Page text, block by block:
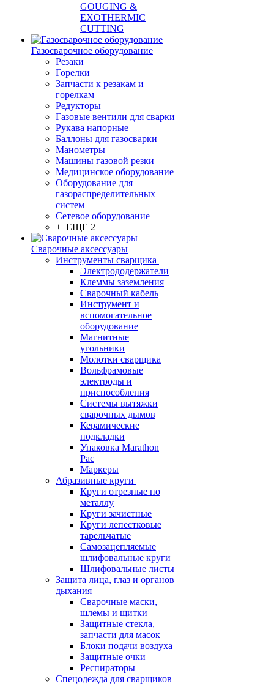
GOUGING &
EXOTHERMIC
CUTTING
Газосварочное оборудование
Резаки
Горелки
Запчасти к резакам и
горелкам
Редукторы
Газовые вентили для сварки
Рукава напорные
Баллоны для газосварки
Манометры
Машины газовой резки
Медицинское оборудование
Оборудование для
газораспределительных
систем
Сетевое оборудование
+ ЕЩЕ 2
Сварочные аксессуары
Инструменты сварщика
Электрододержатели
Клеммы заземления
Сварочный кабель
Инструмент и
вспомогательное
оборудование
Магнитные
угольники
Молотки сварщика
Вольфрамовые
электроды и
приспособления
Системы вытяжки
сварочных дымов
Керамические
подкладки
Упаковка Marathon
Pac
Маркеры
Абразивные круги
Круги отрезные по
металлу
Круги зачистные
Круги лепестковые
тарельчатые
Самозацепляемые
шлифовальные круги
Шлифовальные листы
Защита лица, глаз и органов
дыхания
Сварочные маски,
шлемы и щитки
Защитные стекла,
запчасти для масок
Блоки подачи воздуха
Защитные очки
Респираторы
Спецодежда для сварщиков